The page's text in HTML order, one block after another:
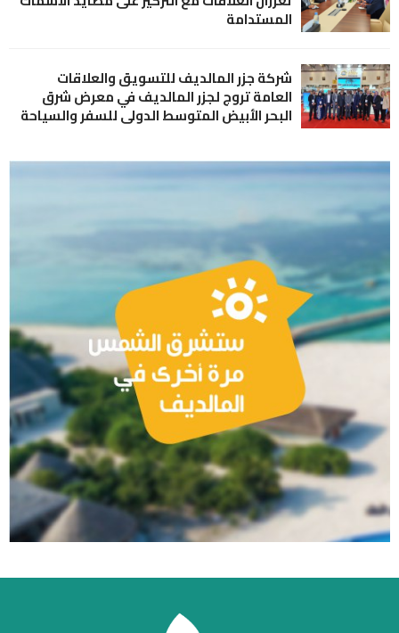
المستدامة
شركة جزر المالديف للتسويق والعلاقات
العامة تروج لجزر المالديف في معرض شرق
البحر الأبيض المتوسط الدولي للسفر والسياحة